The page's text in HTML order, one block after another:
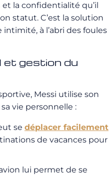
la confidentialité qu’il
statut. C’est la solution
à l’abri des foules
et gestion du
Messi utilise son
vie personnelle :
se déplacer facilement
de vacances pour
lui permet de se